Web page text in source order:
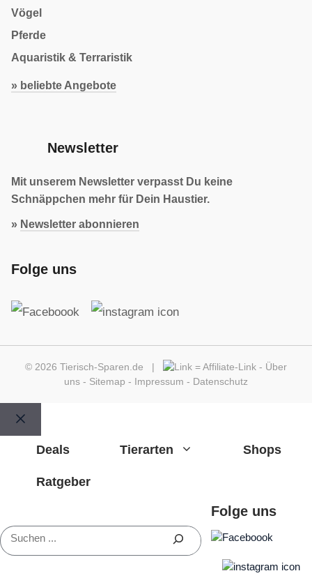
Vögel
Pferde
Aquaristik & Terraristik
» beliebte Angebote
Newsletter
Mit unserem Newsletter verpasst Du keine
Schnäppchen mehr für Dein Haustier.
» Newsletter abonnieren
Folge uns
© 2026 Tierisch-Sparen.de | =Affiliate-Link - Über
uns - Sitemap - Impressum - Datenschutz
Schließen
Deals
Tierarten Shops
Ratgeber
Suchen
Folge uns